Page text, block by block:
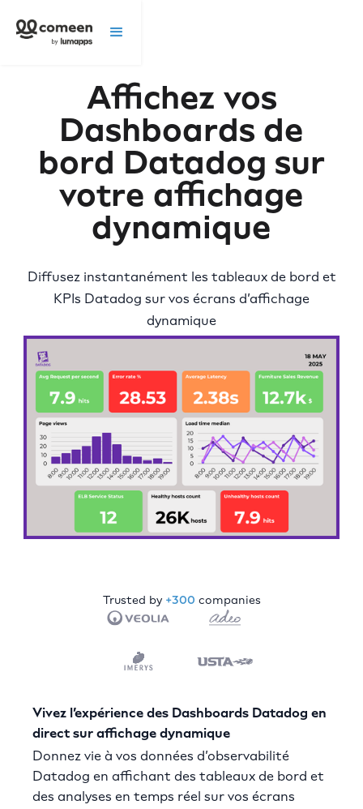
Affichez vos
Dashboards de
bord Datadog sur
votre affichage
dynamique
Diffusez instantanément les tableaux de bord et
KPIs Datadog sur vos écrans d’affichage
dynamique
Trusted by +300 companies
Vivez l’expérience des Dashboards Datadog en
direct sur affichage dynamique
Donnez vie à vos données d’observabilité
Datadog en affichant des tableaux de bord et
des analyses en temps réel sur vos écrans